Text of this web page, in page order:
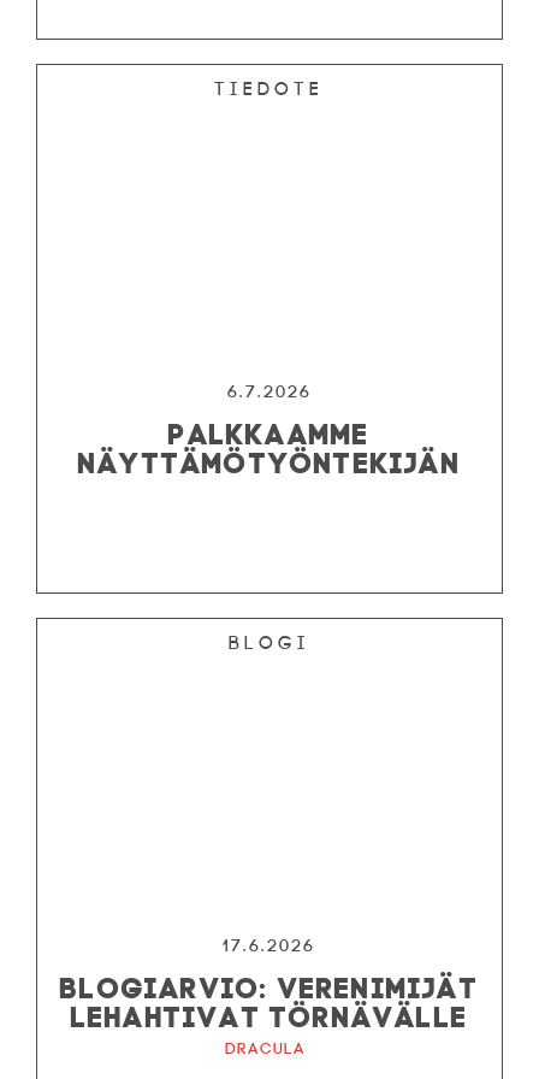
Tiedote
6.7.2026
PALKKAAMME
NÄYTTÄMÖTYÖNTEKIJÄN
Blogi
17.6.2026
BLOGIARVIO: VERENIMIJÄT
LEHAHTIVAT TÖRNÄVÄLLE
Dracula